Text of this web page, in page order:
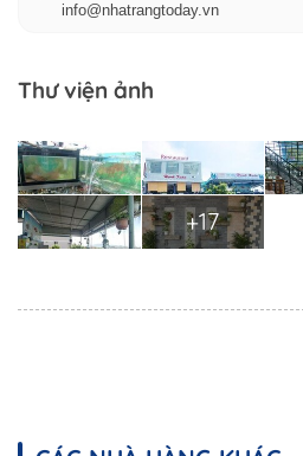
info@nhatrangtoday.vn
Thư viện ảnh
+17